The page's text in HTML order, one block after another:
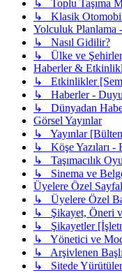
↳ Toplu Taşıma
↳ Klasik
Yolculuk Planlama
↳ Nasıl Gidilir?
↳ Ülke ve
Haberler &
↳ Etkinlikler
↳ Haberler -
↳ Dünyadan
Görsel Yayınlar
↳ Yayınlar
↳ Köşe Yazıları -
↳ Taşımacılık
↳ Sinema ve
Üyelere Özel
↳ Üyelere Özel
↳ Şikayet, Öneri
↳ Şikayetler
↳ Yönetici ve
↳ Arşivlenen
↳ Sitede